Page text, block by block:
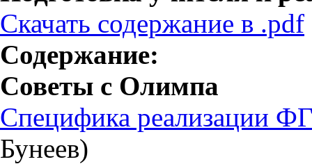
Скачать содержание в .pdf
Содержание:
Советы с Олимпа
Специфика реализации
Бунеев)